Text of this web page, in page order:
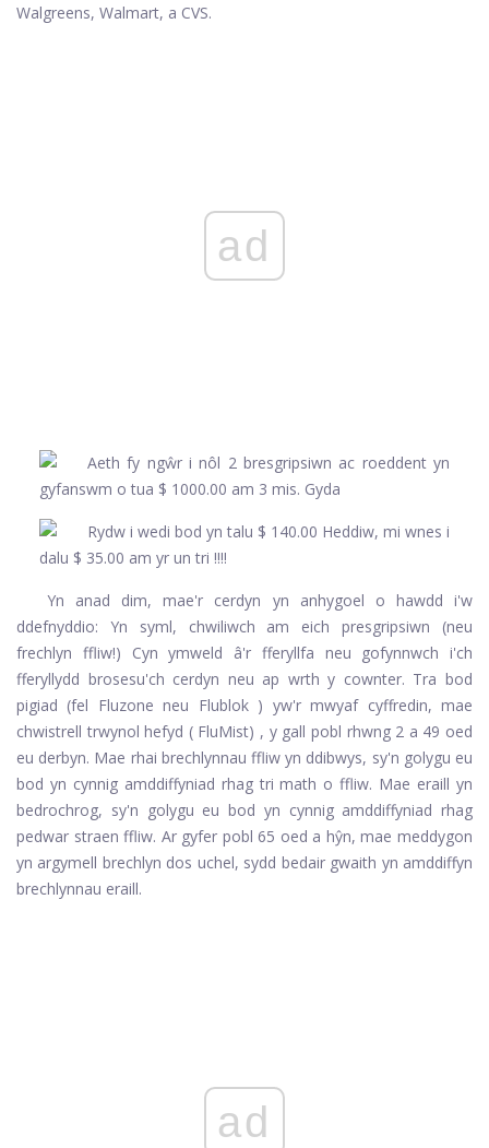
Walgreens, Walmart, a CVS.
ad
Yn anad dim, mae'r cerdyn yn anhygoel o hawdd i'w
ddefnyddio: Yn syml, chwiliwch am eich presgripsiwn (neu
frechlyn ffliw!) Cyn ymweld â'r fferyllfa neu gofynnwch i'ch
fferyllydd brosesu'ch cerdyn neu ap wrth y cownter. Tra bod
pigiad (fel Fluzone neu Flublok ) yw'r mwyaf cyffredin, mae
chwistrell trwynol hefyd ( FluMist) , y gall pobl rhwng 2 a 49 oed
eu derbyn. Mae rhai brechlynnau ffliw yn ddibwys, sy'n golygu eu
bod yn cynnig amddiffyniad rhag tri math o ffliw. Mae eraill yn
bedrochrog, sy'n golygu eu bod yn cynnig amddiffyniad rhag
pedwar straen ffliw. Ar gyfer pobl 65 oed a hŷn, mae meddygon
yn argymell brechlyn dos uchel, sydd bedair gwaith yn amddiffyn
brechlynnau eraill.
ad